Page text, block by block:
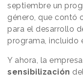
septiembre un
género, que contó
para el desarrollo
programa, incluido
Y ahora, la
sensibilización